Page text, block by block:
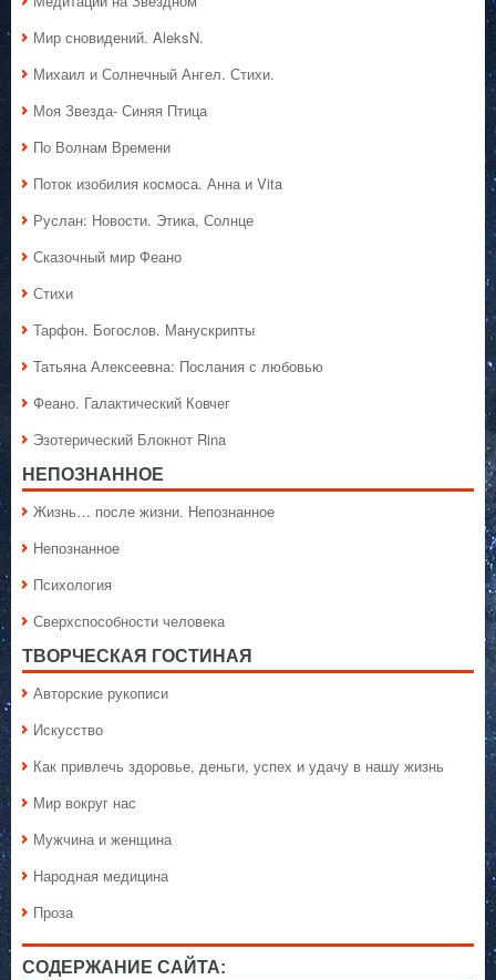
Мир сновидений. AleksN.
Михаил и Солнечный Ангел. Стихи.
Моя Звезда- Синяя Птица
По Волнам Времени
Поток изобилия космоса. Анна и Vita
Руслан: Новости. Этика, Солнце
Сказочный мир Феано
Стихи
Тарфон. Богослов. Манускрипты
Татьяна Алексеевна: Послания с любовью
Феано. Галактический Ковчег
Эзотерический Блокнот Rina
НЕПОЗНАННОЕ
Жизнь… после жизни. Непознанное
Непознанное
Психология
Сверхспособности человека
ТВОРЧЕСКАЯ ГОСТИНАЯ
Авторские рукописи
Искусство
Как привлечь здоровье, деньги, успех и удачу в нашу жизнь
Мир вокруг нас
Мужчина и женщина
Народная медицина
Проза
СОДЕРЖАНИЕ САЙТА: